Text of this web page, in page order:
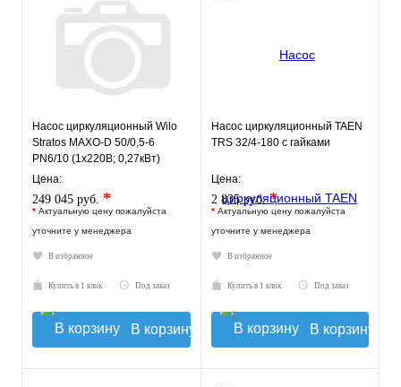
Насос циркуляционный Wilo
Stratos MAXO-D 50/0,5-6
PN6/10 (1х220В; 0,27кВт)
Цена:
249 045 руб. *
* Актуальную цену пожалуйста
уточните у менеджера
В избранное
Купить в 1 клик Под заказ
В корзину
Насос циркуляционный TAEN
TRS 32/4-180 с гайками
Цена:
2 835 руб.*
* Актуальную цену пожалуйста
уточните у менеджера
В избранное
Купить в 1 клик Под заказ
В корзину